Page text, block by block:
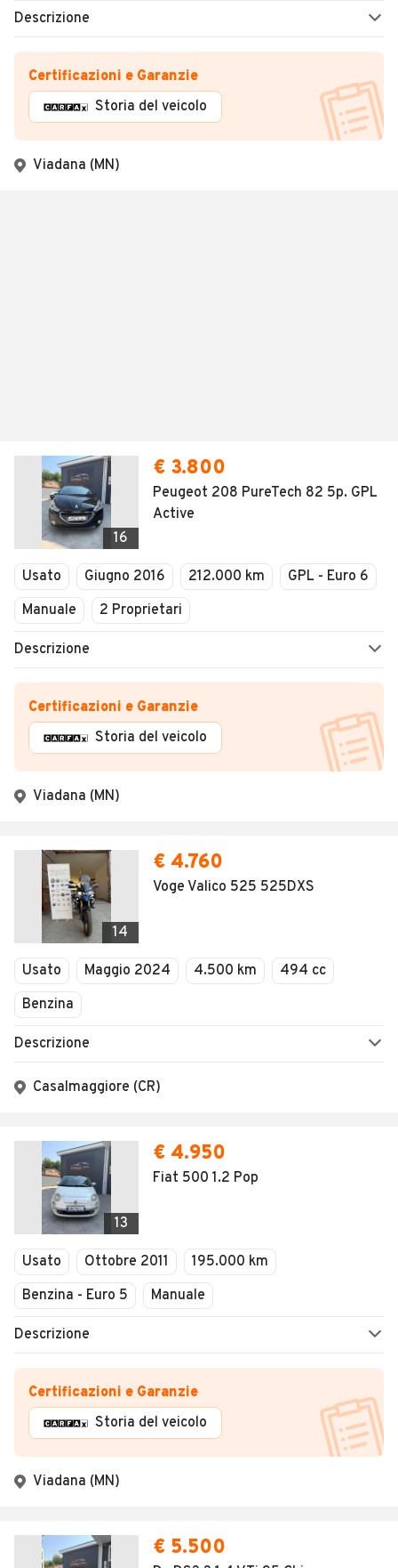
Descrizione
Certificazioni e Garanzie
Storia del veicolo
Viadana (MN)
16
€ 3.800
Peugeot 208 PureTech 82 5p. GPL
Active
Usato Giugno 2016 212.000 km
GPL - Euro 6
Manuale
2 Proprietari
Descrizione
Certificazioni e Garanzie
Storia del veicolo
Viadana (MN)
14
€ 4.760
Voge Valico 525 525DXS
Usato Maggio 2024 4.500 km
494 cc
Benzina
Descrizione
Casalmaggiore (CR)
13
€ 4.950
Fiat 500 1.2 Pop
Usato Ottobre 2011
195.000 km
Benzina - Euro 5
Manuale
Descrizione
Certificazioni e Garanzie
Storia del veicolo
Viadana (MN)
€ 5.500